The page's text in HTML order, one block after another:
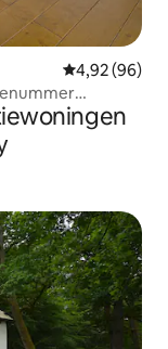
Gemiddelde
4,92 (96)